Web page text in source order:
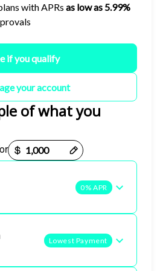
with APRs as low as 5.99%
if you qualify
your account
of what you
0% APR
Lowest Payment